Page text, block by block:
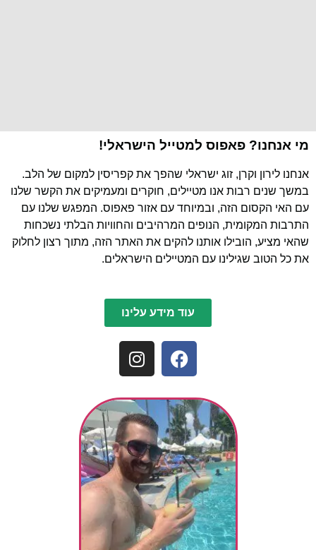
מי אנחנו? פאפוס למטייל הישראלי!
אנחנו לירון וקרן, זוג ישראלי שהפך את קפריסין למקום של הלב.
במשך שנים רבות אנו מטיילים, חוקרים ומעמיקים את הקשר שלנו
עם האי הקסום הזה, ובמיוחד עם אזור פאפוס. המפגש שלנו עם
התרבות המקומית, הנופים המרהיבים והחוויות הבלתי נשכחות
שהאי מציע, הובילו אותנו להקים את האתר הזה, מתוך רצון לחלוק
את כל הטוב שגילינו עם המטיילים הישראלים.
עוד מידע עלינו